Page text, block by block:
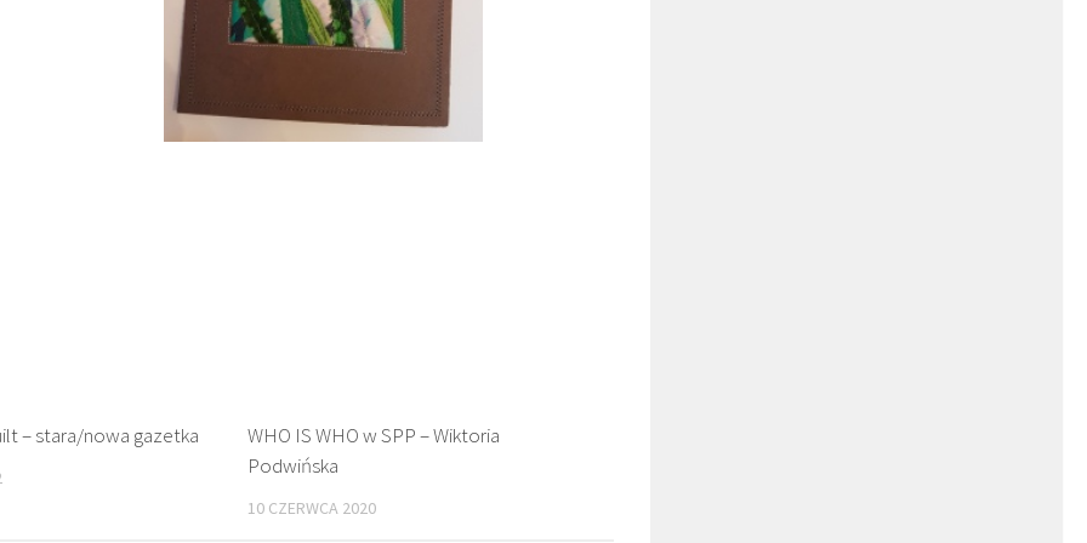
– stara/nowa gazetka
WHO IS WHO w SPP – Wiktoria
Podwińska
10 CZERWCA 2020